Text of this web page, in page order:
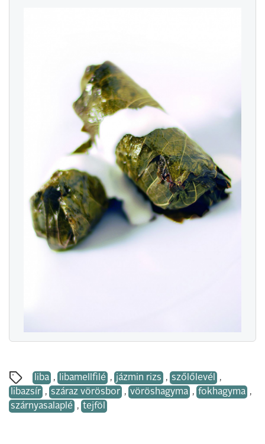
liba , libamellfilé , jázmin rizs , szőlőlevél
,
libazsír , száraz vörösbor , vöröshagyma , fokhagyma ,
szárnyasalaplé , tejföl